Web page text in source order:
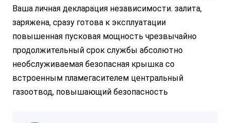
Ваша личная декларация независимости. залита,
заряжена, сразу готова к эксплуатации
повышенная пусковая мощность чрезвычайно
продолжительный срок службы абсолютно
необслуживаемая безопасная крышка со
встроенным пламегасителем центральный
газоотвод, повышающий безопасность